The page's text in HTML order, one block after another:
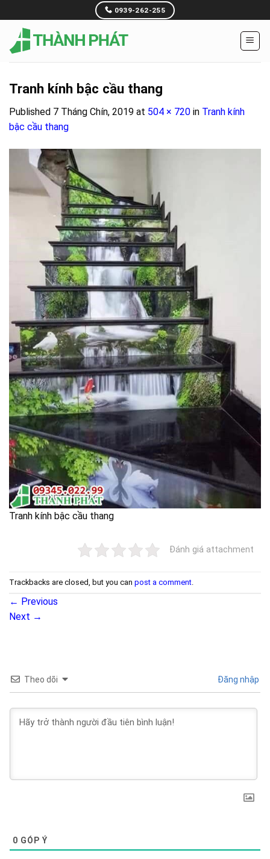
to
content
0939-262-255
Tranh kính bậc cầu thang
Published 7 Tháng Chín, 2019 at 504 × 720 in Tranh kính
bậc cầu thang
Tranh kính bậc cầu thang
Đánh giá attachment
Trackbacks are closed, but you can post a comment
← Previous
Next →
Theo dõi Đăng nhập
0 GÓP Ý